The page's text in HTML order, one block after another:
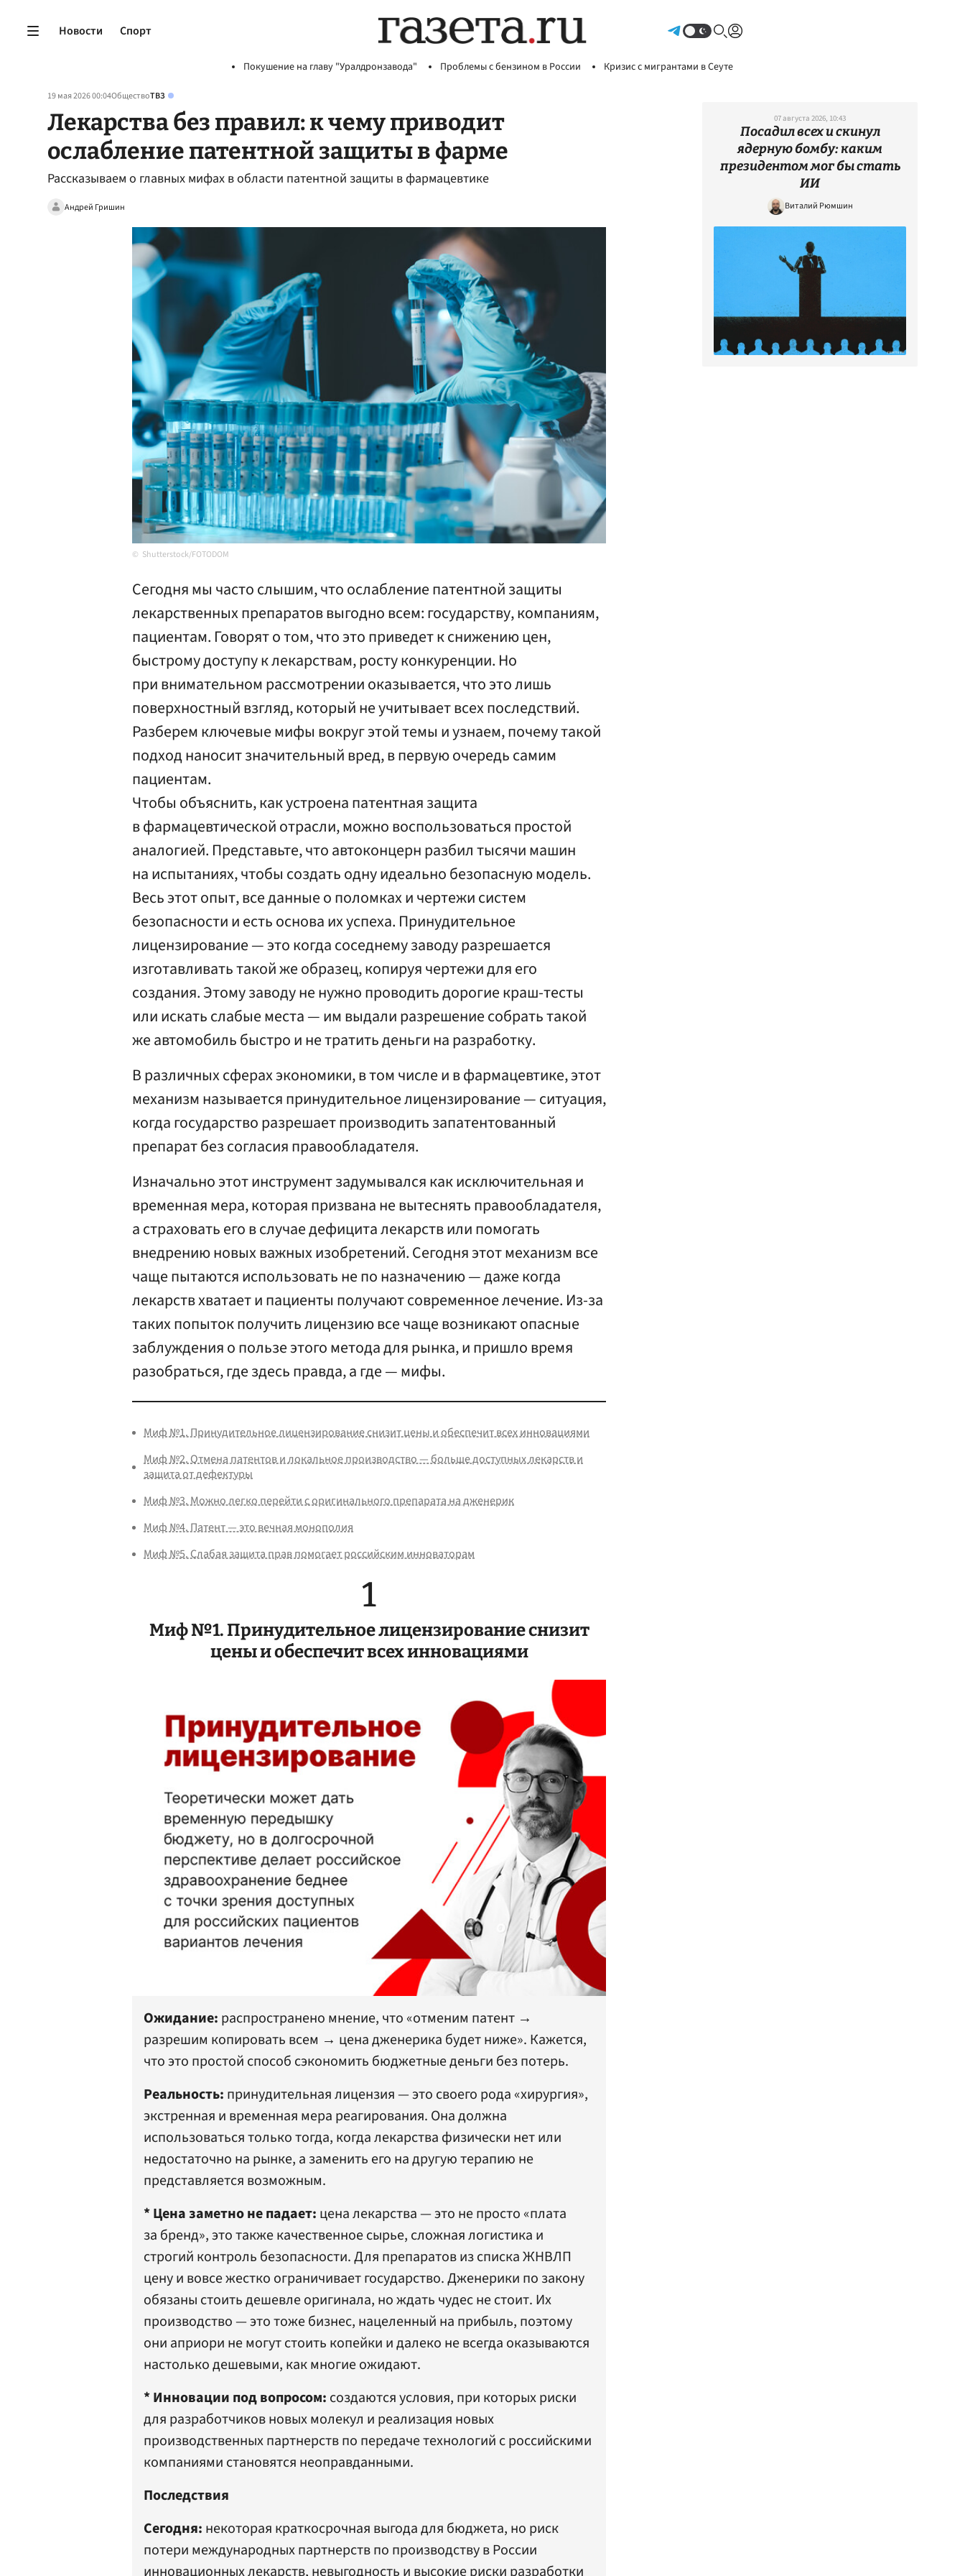
Новости Спорт
Покушение на главу "Уралдронзавода" Проблемы с бензином в России Кризис с мигрантами в Сеуте
19 мая 2026 00:04ОбществоТВЗ
Лекарства без правил: к чему приводит
ослабление патентной защиты в фарме
Рассказываем о главных мифах в области патентной защиты в фармацевтике
Андрей Гришин
Shutterstock/FOTODOM
Сегодня мы часто слышим, что ослабление патентной защиты
лекарственных препаратов выгодно всем: государству, компаниям,
пациентам. Говорят о том, что это приведет к снижению цен,
быстрому доступу к лекарствам, росту конкуренции. Но
при внимательном рассмотрении оказывается, что это лишь
поверхностный взгляд, который не учитывает всех последствий.
Разберем ключевые мифы вокруг этой темы и узнаем, почему такой
подход наносит значительный вред, в первую очередь самим
пациентам.
Чтобы объяснить, как устроена патентная защита
в фармацевтической отрасли, можно воспользоваться простой
аналогией. Представьте, что автоконцерн разбил тысячи машин
на испытаниях, чтобы создать одну идеально безопасную модель.
Весь этот опыт, все данные о поломках и чертежи систем
безопасности и есть основа их успеха. Принудительное
лицензирование — это когда соседнему заводу разрешается
изготавливать такой же образец, копируя чертежи для его
создания. Этому заводу не нужно проводить дорогие краш-тесты
или искать слабые места — им выдали разрешение собрать такой
же автомобиль быстро и не тратить деньги на разработку.
В различных сферах экономики, в том числе и в фармацевтике, этот
механизм называется принудительное лицензирование — ситуация,
когда государство разрешает производить запатентованный
препарат без согласия правообладателя.
Изначально этот инструмент задумывался как исключительная и
временная мера, которая призвана не вытеснять правообладателя,
а страховать его в случае дефицита лекарств или помогать
внедрению новых важных изобретений. Сегодня этот механизм все
чаще пытаются использовать не по назначению — даже когда
лекарств хватает и пациенты получают современное лечение. Из-за
таких попыток получить лицензию все чаще возникают опасные
заблуждения о пользе этого метода для рынка, и пришло время
разобраться, где здесь правда, а где — мифы.
Миф №1. Принудительное лицензирование снизит цены и обеспечит всех инновациями
Миф №2. Отмена патентов и локальное производство — больше доступных лекарств и
защита от дефектуры
Миф №3. Можно легко перейти с оригинального препарата на дженерик
Миф №4. Патент — это вечная монополия
Миф №5. Слабая защита прав помогает российским инноваторам
1
Миф №1. Принудительное лицензирование снизит
цены и обеспечит всех инновациями
Ожидание: распространено мнение, что «отменим патент →
разрешим копировать всем → цена дженерика будет ниже». Кажется,
что это простой способ сэкономить бюджетные деньги без потерь.
Реальность: принудительная лицензия — это своего рода «хирургия»,
экстренная и временная мера реагирования. Она должна
использоваться только тогда, когда лекарства физически нет или
недостаточно на рынке, а заменить его на другую терапию не
представляется возможным.
* Цена заметно не падает: цена лекарства — это не просто «плата
за бренд», это также качественное сырье, сложная логистика и
строгий контроль безопасности. Для препаратов из списка ЖНВЛП
цену и вовсе жестко ограничивает государство. Дженерики по закону
обязаны стоить дешевле оригинала, но ждать чудес не стоит. Их
производство — это тоже бизнес, нацеленный на прибыль, поэтому
они априори не могут стоить копейки и далеко не всегда оказываются
настолько дешевыми, как многие ожидают.
* Инновации под вопросом: создаются условия, при которых риски
для разработчиков новых молекул и реализация новых
производственных партнерств по передаче технологий с российскими
компаниями становятся неоправданными.
Последствия
Сегодня: некоторая краткосрочная выгода для бюджета, но риск
потери международных партнерств по производству в России
инновационных лекарств, невыгодность и высокие риски разработки
07 августа 2026, 10:43
Посадил всех и скинул
ядерную бомбу: каким
президентом мог бы стать
ИИ
Виталий Рюмшин